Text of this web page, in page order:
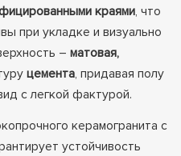
краями, что
при укладке и визуально
– матовая,
цемента, придавая полу
с легкой фактурой.
керамогранита с
устойчивость